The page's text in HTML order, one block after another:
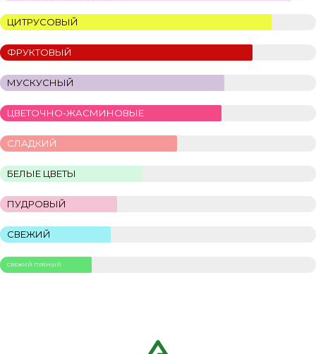
ЦИТРУСОВЫЙ
ФРУКТОВЫЙ
МУСКУСНЫЙ
ЦВЕТОЧНО-ЖАСМИНОВЫЕ
СЛАДКИЙ
БЕЛЫЕ ЦВЕТЫ
ПУДРОВЫЙ
СВЕЖИЙ
СВЕЖИЙ ПРЯНЫЙ